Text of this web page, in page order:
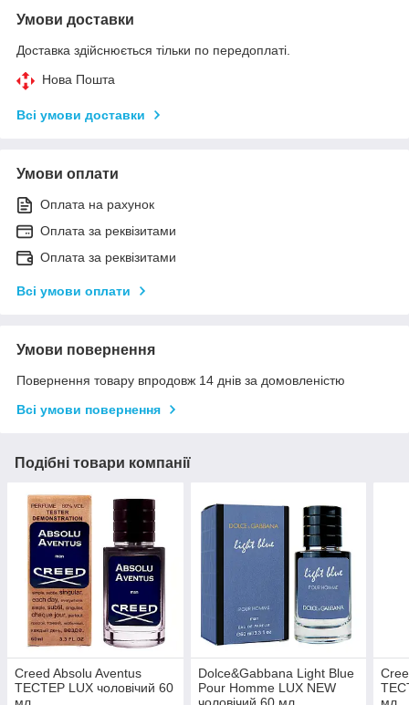
Умови доставки
Доставка здійснюється тільки по передоплаті.
Нова Пошта
Всі умови доставки
Умови оплати
Оплата на рахунок
Оплата за реквізитами
Оплата за реквізитами
Всі умови оплати
Умови повернення
Повернення товару впродовж 14 днів за домовленістю
Всі умови повернення
Подібні товари компанії
Creed Absolu Aventus
TEСТЕР LUX чоловічий 60
Dolce&Gabbana Light Blue
Pour Homme LUX NEW